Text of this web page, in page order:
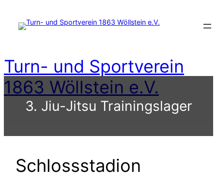
Inhalt
Turn- und Sportverein
1863 Wöllstein e.V.
3. Jiu-Jitsu Trainingslager
Schlossstadion